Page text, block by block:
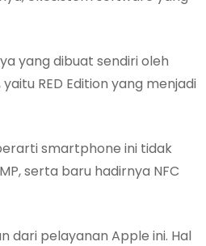
yang dibuat sendiri oleh
RED Edition yang menjadi
smartphone ini tidak
serta baru hadirnya NFC
dari pelayanan Apple ini. Hal